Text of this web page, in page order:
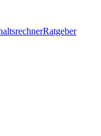
Ratgeber